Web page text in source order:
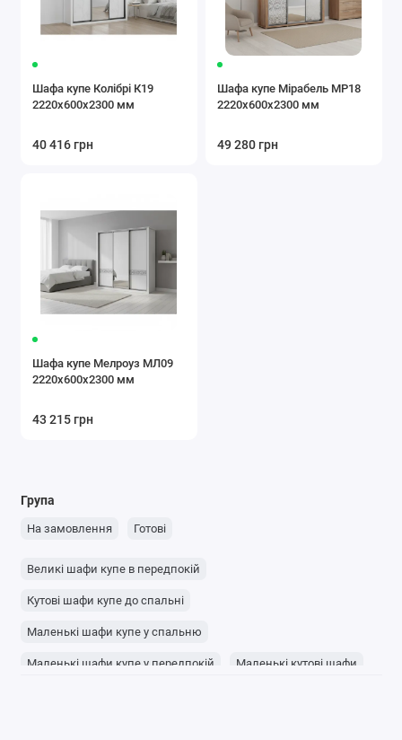
Шафа купе Колібрі К19
2220x600x2300 мм
40 416 грн
Шафа купе Мірабель МР18
2220x600x2300 мм
49 280 грн
Шафа купе Мелроуз МЛ09
2220x600x2300 мм
43 215 грн
Група
На замовлення Готові
Великі шафи купе в передпокій
Кутові шафи купе до спальні
Маленькі шафи купе у спальню
Маленькі шафи купе у передпокій Маленькі кутові шафи